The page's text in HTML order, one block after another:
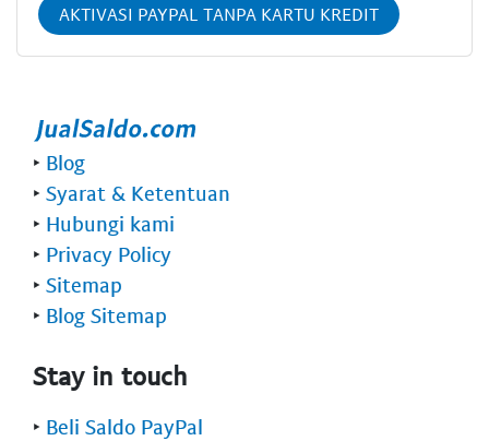
AKTIVASI PAYPAL TANPA KARTU KREDIT
‣ Blog
‣ Syarat & Ketentuan
‣ Hubungi kami
‣ Privacy Policy
‣ Sitemap
‣ Blog Sitemap
Stay in touch
‣ Beli Saldo PayPal